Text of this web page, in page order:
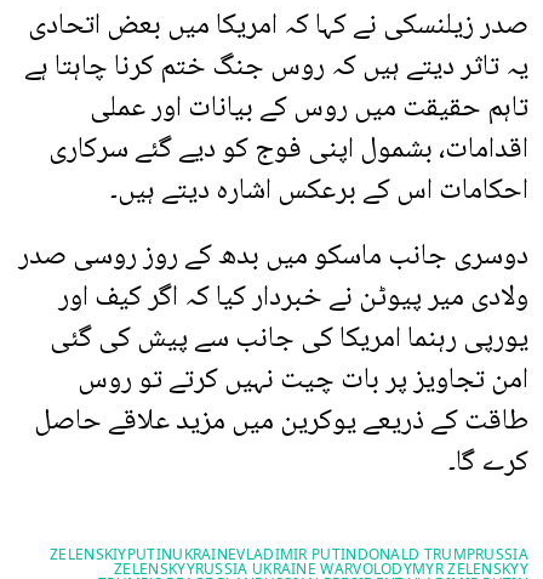
صدر زیلنسکی نے کہا کہ امریکا میں بعض اتحادی
یہ تاثر دیتے ہیں کہ روس جنگ ختم کرنا چاہتا ہے
تاہم حقیقت میں روس کے بیانات اور عملی
اقدامات، بشمول اپنی فوج کو دیے گئے سرکاری
احکامات اس کے برعکس اشارہ دیتے ہیں۔
دوسری جانب ماسکو میں بدھ کے روز روسی صدر
ولادی میر پیوٹن نے خبردار کیا کہ اگر کیف اور
یورپی رہنما امریکا کی جانب سے پیش کی گئی
امن تجاویز پر بات چیت نہیں کرتے تو روس
طاقت کے ذریعے یوکرین میں مزید علاقے حاصل
کرے گا۔
RUSSIA
DONALD TRUMP
VLADIMIR PUTIN
UKRAINE
PUTIN
ZELENSKIY
VOLODYMYR ZELENSKYY
RUSSIA UKRAINE WAR
ZELENSKYY